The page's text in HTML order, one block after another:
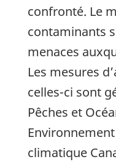
confronté. Le
contaminants
menaces
Les mesures
celles-ci sont
Pêches et
climatique